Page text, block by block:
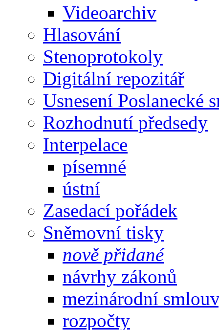
Videoarchiv
Hlasování
Stenoprotokoly
Digitální repozitář
Usnesení Poslanecké
Rozhodnutí předsedy
Interpelace
písemné
ústní
Zasedací pořádek
Sněmovní tisky
nově přidané
návrhy zákonů
mezinárodní
rozpočty